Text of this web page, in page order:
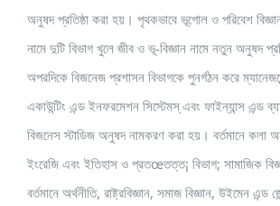
অনুষদ প্রতিষ্ঠা করা হয়। পৃথকভাবে ভূগোল ও পরিবেশ
নামে দুটি বিভাগ খুলে জীব ও ভূ-বিজ্ঞান নামে নতুন অনুষদ
অপরদিকে বিজনেজ প্রশাসন বিভাগকে পুনর্গঠন করে
একাউন্টিং এন্ড ইনফরমেশন সিস্টেমস্ এবং ফাইন্যান্স এন্ড
বিজনেস স্টাডিজ অনুষদ নামকরণ করা হয়। বর্তমানে কলা
ইংরেজি এবং ইতিহাস ও প্রতœতত্ত¡ বিভাগ; সামাজিক
বর্তমানে অর্থনীতি, রাষ্ট্রবিজ্ঞান, সমাজ বিজ্ঞান, উইমেন এন্ড